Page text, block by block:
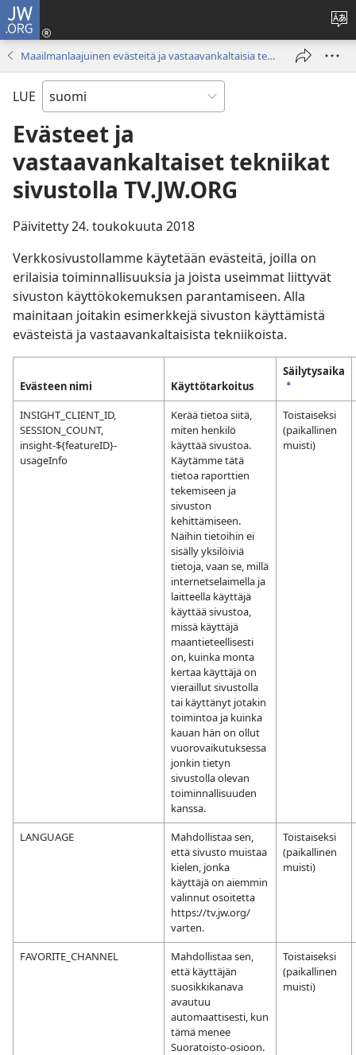
JW.ORG
(avaa
Maailmanlaajuinen evästeitä ja vastaavankaltaisia tekniikoita koskeva käytäntö
LUE
Evästeet ja
vastaavankaltaiset tekniikat
sivustolla TV.JW.ORG
Päivitetty 24. toukokuuta 2018
Verkkosivustollamme käytetään evästeitä, joilla on
erilaisia toiminnallisuuksia ja joista useimmat liittyvät
sivuston käyttökokemuksen parantamiseen. Alla
mainitaan joitakin esimerkkejä sivuston käyttämistä
evästeistä ja vastaavankaltaisista tekniikoista.
Evästeen nimi Käyttötarkoitus
Säilytysaika
a
INSIGHT_CLIENT_ID,
SESSION_COUNT,
insight-${featureID}-
usageInfo
Kerää tietoa siitä,
miten henkilö
käyttää sivustoa.
Käytämme tätä
tietoa raporttien
tekemiseen ja
sivuston
kehittämiseen.
Näihin tietoihin ei
sisälly yksilöiviä
tietoja, vaan se, millä
internetselaimella ja
laitteella käyttäjä
käyttää sivustoa,
missä käyttäjä
maantieteellisesti
on, kuinka monta
kertaa käyttäjä on
vieraillut sivustolla
tai käyttänyt jotakin
toimintoa ja kuinka
kauan hän on ollut
vuorovaikutuksessa
jonkin tietyn
sivustolla olevan
toiminnallisuuden
kanssa.
Toistaiseksi
(paikallinen
muisti)
LANGUAGE
Mahdollistaa sen,
että sivusto muistaa
kielen, jonka
käyttäjä on aiemmin
valinnut osoitetta
https://tv.jw.org/
varten.
Toistaiseksi
(paikallinen
muisti)
FAVORITE_CHANNEL
Mahdollistaa sen,
että käyttäjän
suosikkikanava
avautuu
automaattisesti, kun
tämä menee
Suoratoisto-osioon.
Toistaiseksi
(paikallinen
muisti)